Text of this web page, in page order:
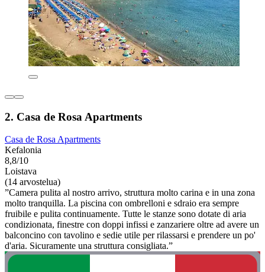
2. Casa de Rosa Apartments
Casa de Rosa Apartments
Kefalonia
8,8/10
Loistava
(14 arvostelua)
”Camera pulita al nostro arrivo, struttura molto carina e in una zona
molto tranquilla. La piscina con ombrelloni e sdraio era sempre
fruibile e pulita continuamente. Tutte le stanze sono dotate di aria
condizionata, finestre con doppi infissi e zanzariere oltre ad avere un
balconcino con tavolino e sedie utile per rilassarsi e prendere un po'
d'aria. Sicuramente una struttura consigliata.”